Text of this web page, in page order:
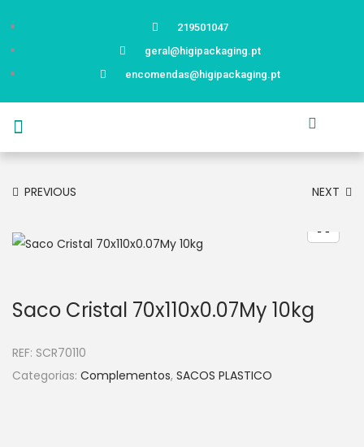
219501047
geral@higipackaging.pt
encomendas@higipackaging.pt
PREVIOUS NEXT
Saco Cristal 70x110x0.07My 10kg
REF: SCR70110
Categorias: Complementos, SACOS PLASTICO